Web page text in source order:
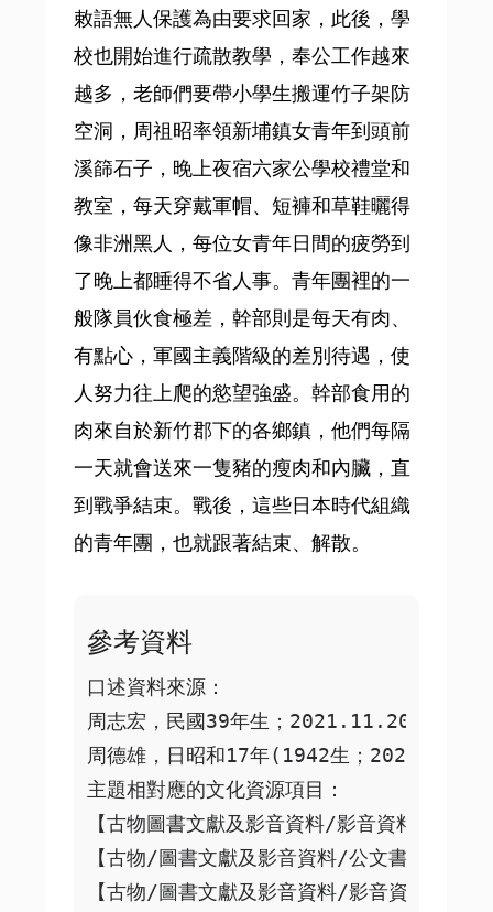
敕語無人保護為由要求回家，此後，學
校也開始進行疏散教學，奉公工作越來
越多，老師們要帶小學生搬運竹子架防
空洞，周祖昭率領新埔鎮女青年到頭前
溪篩石子，晚上夜宿六家公學校禮堂和
教室，每天穿戴軍帽、短褲和草鞋曬得
像非洲黑人，每位女青年日間的疲勞到
了晚上都睡得不省人事。青年團裡的一
般隊員伙食極差，幹部則是每天有肉、
有點心，軍國主義階級的差別待遇，使
人努力往上爬的慾望強盛。幹部食用的
肉來自於新竹郡下的各鄉鎮，他們每隔
一天就會送來一隻豬的瘦肉和內臟，直
到戰爭結束。戰後，這些日本時代組織
的青年團，也就跟著結束、解散。
參考資料
口述資料來源：
周志宏，民國39年生；2021.11.20 於自宅
周德雄，日昭和17年(1942生；
主題相對應的文化資源項目：
【古物圖書文獻及影音資料/影音資料】日昭
【古物/圖書文獻及影音資料/公文書】日昭
【古物/圖書文獻及影音資料/影音資料】日